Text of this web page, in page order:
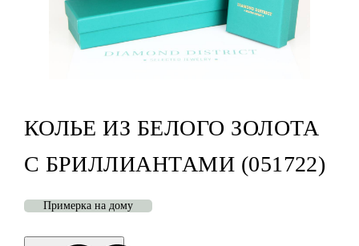
КОЛЬЕ ИЗ БЕЛОГО ЗОЛОТА
С БРИЛЛИАНТАМИ (051722)
Примерка на дому